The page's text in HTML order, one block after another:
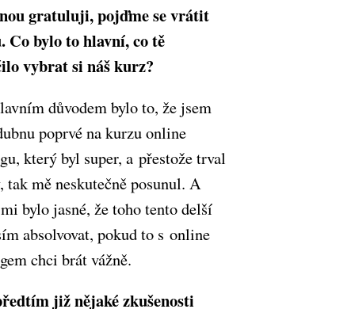
gratuluji, pojďme se vrátit
Co bylo to hlavní, co tě
vybrat si náš kurz?
důvodem bylo to, že jsem
poprvé na kurzu online
který byl super, a přestože trval
tak mě neskutečně posunul. A
bylo jasné, že toho tento delší
absolvovat, pokud to s online
chci brát vážně.
již nějaké zkušenosti